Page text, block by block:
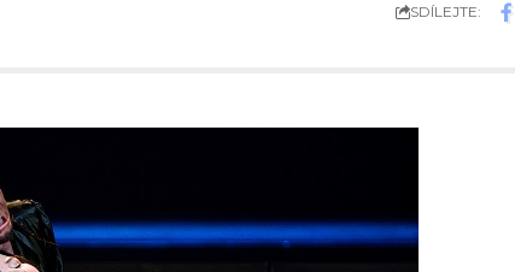
SDÍLEJTE: